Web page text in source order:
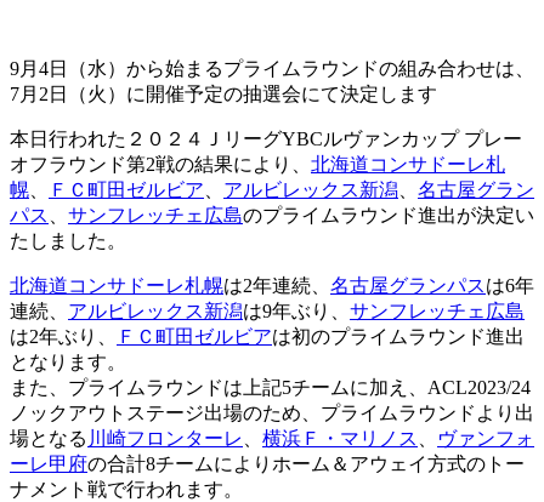
9月4日（水）から始まるプライムラウンドの組み合わせは、
7月2日（火）に開催予定の抽選会にて決定します
本日行われた２０２４ＪリーグYBCルヴァンカップ プレー
オフラウンド第2戦の結果により、 北海道コンサドーレ札
幌
ＦＣ町田ゼルビア アルビレックス新潟
名古屋グラン
パス
サンフレッチェ広島のプライムラウンド進出が決定い
たしました。
北海道コンサドーレ札幌は2年連続、 名古屋グランパスは6年
連続、 アルビレックス新潟は9年ぶり、 サンフレッチェ広島
は2年ぶり、
ＦＣ町田ゼルビアは初のプライムラウンド進出
となります。
また、プライムラウンドは上記5チームに加え、ACL2023/24
ノックアウトステージ出場のため、プライムラウンドより出
場となる 川崎フロンターレ 横浜Ｆ・マリノス
ヴァンフォ
ーレ甲府の合計8チームによりホーム＆アウェイ方式のトー
ナメント戦で行われます。